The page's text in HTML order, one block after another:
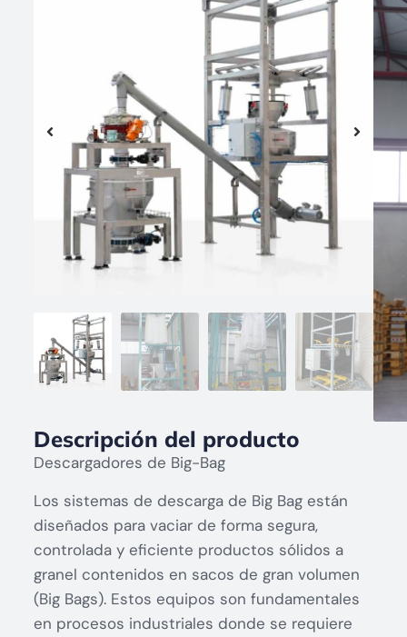
Descripción del producto
Descargadores de Big-Bag
Los sistemas de descarga de Big Bag están
diseñados para vaciar de forma segura,
controlada y eficiente productos sólidos a
granel contenidos en sacos de gran volumen
(Big Bags). Estos equipos son fundamentales
en procesos industriales donde se requiere